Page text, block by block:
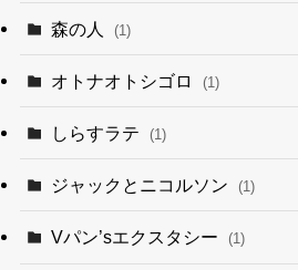
森の人 (1)
オトナオトシゴロ (1)
しらすラテ (1)
ジャックとニコルソン (1)
Vパン’sエクスタシー (1)